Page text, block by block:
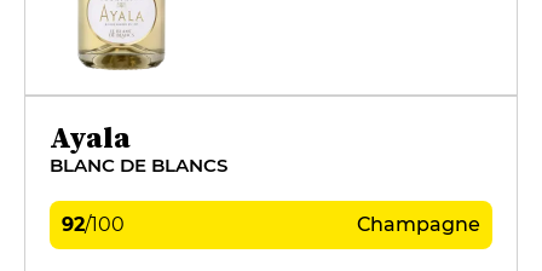
Ayala
BLANC DE BLANCS
92/100 Champagne